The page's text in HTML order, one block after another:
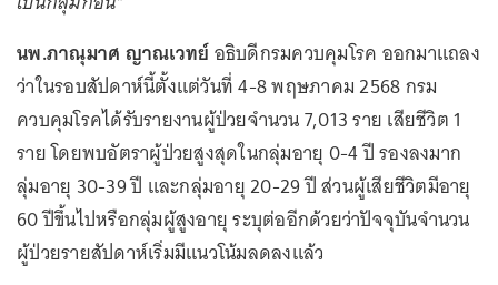
นพ.ภาณุมาศ ญาณเวทย์อธิบดีกรมควบคุมโรค ออกมาแถลง
ว่าในรอบสัปดาห์นี้ตั้งแต่วันที่ 4-8 พฤษภาคม 2568 กรม
ควบคุมโรคได้รับรายงานผู้ป่วยจำนวน 7,013 ราย เสียชีวิต 1
ราย โดยพบอัตราผู้ป่วยสูงสุดในกลุ่มอายุ 0-4 ปี รองลงมาก
ลุ่มอายุ 30-39 ปี และกลุ่มอายุ 20-29 ปี ส่วนผู้เสียชีวิตมีอายุ
60 ปีขึ้นไปหรือกลุ่มผู้สูงอายุ ระบุต่ออีกด้วยว่าปัจจุบันจำนวน
ผู้ป่วยรายสัปดาห์เริ่มมีแนวโน้มลดลงแล้ว